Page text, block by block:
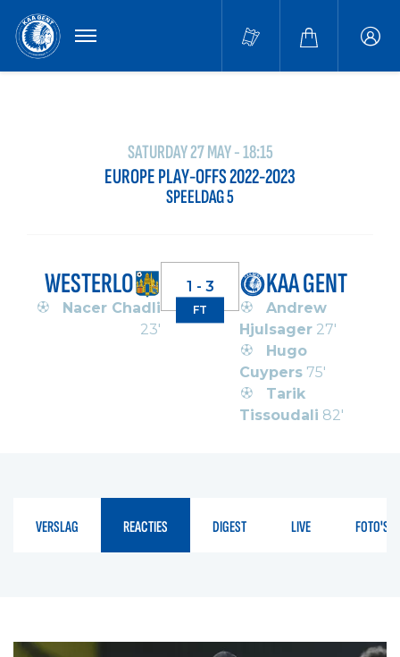
MENU
SATURDAY 27 MAY - 18:15
EUROPE PLAY-OFFS 2022-2023
SPEELDAG 5
WESTERLO
Nacer Chadli
23'
1 - 3
FT
KAA GENT
Andrew
Hjulsager 27'
Hugo
Cuypers 75'
Tarik
Tissoudali 82'
VERSLAG REACTIES DIGEST LIVE FOTO'S